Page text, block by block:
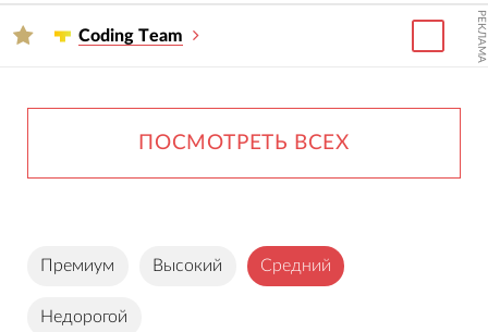
Сoding Тeam РЕКЛАМА
ПОСМОТРЕТЬ ВСЕХ
Премиум Высокий Средний
Недорогой